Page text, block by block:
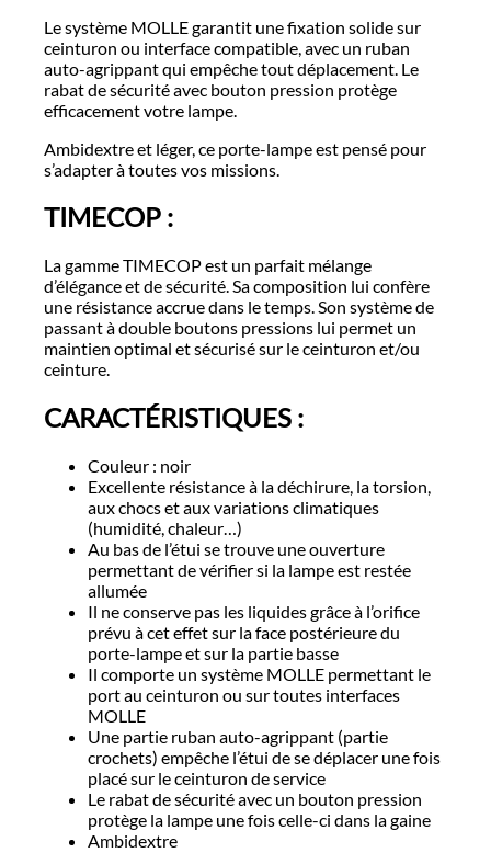
Le système MOLLE garantit une fixation solide sur
ceinturon ou interface compatible, avec un ruban
auto-agrippant qui empêche tout déplacement. Le
rabat de sécurité avec bouton pression protège
efficacement votre lampe.
Ambidextre et léger, ce porte-lampe est pensé pour
s’adapter à toutes vos missions.
TIMECOP :
La gamme TIMECOP est un parfait mélange
d’élégance et de sécurité. Sa composition lui confère
une résistance accrue dans le temps. Son système de
passant à double boutons pressions lui permet un
maintien optimal et sécurisé sur le ceinturon et/ou
ceinture.
CARACTÉRISTIQUES :
Couleur : noir
Excellente résistance à la déchirure, la torsion,
aux chocs et aux variations climatiques
(humidité, chaleur…)
Au bas de l’étui se trouve une ouverture
permettant de vérifier si la lampe est restée
allumée
Il ne conserve pas les liquides grâce à l’orifice
prévu à cet effet sur la face postérieure du
porte-lampe et sur la partie basse
Il comporte un système MOLLE permettant le
port au ceinturon ou sur toutes interfaces
MOLLE
Une partie ruban auto-agrippant (partie
crochets) empêche l’étui de se déplacer une fois
placé sur le ceinturon de service
Le rabat de sécurité avec un bouton pression
protège la lampe une fois celle-ci dans la gaine
Ambidextre